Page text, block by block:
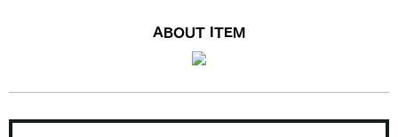
ABOUT ITEM